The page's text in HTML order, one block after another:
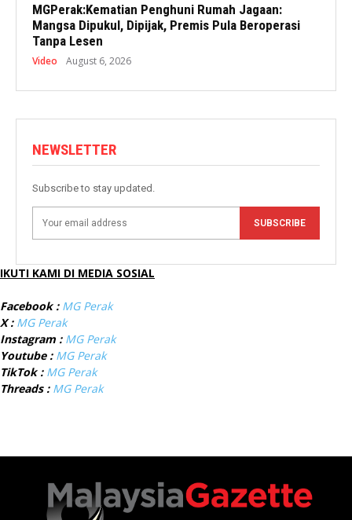
MGPerak:Kematian Penghuni Rumah Jagaan:
Mangsa Dipukul, Dipijak, Premis Pula Beroperasi
Tanpa Lesen
Video August 6, 2026
NEWSLETTER
Subscribe to stay updated.
SUBSCRIBE
IKUTI KAMI DI MEDIA SOSIAL
Facebook : MG Perak
X : MG Perak
Instagram : MG Perak
Youtube : MG Perak
TikTok : MG Perak
Threads : MG Perak